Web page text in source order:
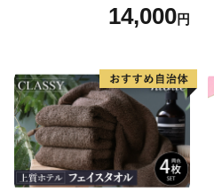
り×12セット)【1256759】
14,000円